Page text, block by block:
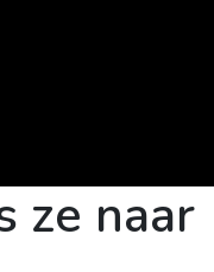
ze naar